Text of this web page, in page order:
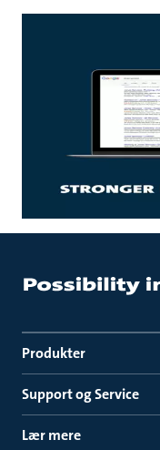
Produkter
Support og Service
Lær mere